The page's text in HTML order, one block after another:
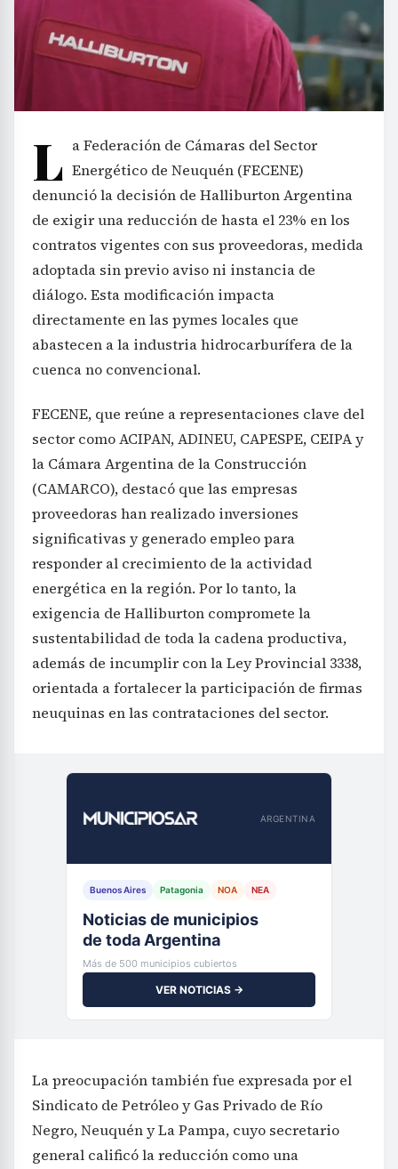
L a Federación de Cámaras del Sector
Energético de Neuquén (FECENE)
denunció la decisión de Halliburton Argentina
de exigir una reducción de hasta el 23% en los
contratos vigentes con sus proveedoras, medida
adoptada sin previo aviso ni instancia de
diálogo. Esta modificación impacta
directamente en las pymes locales que
abastecen a la industria hidrocarburífera de la
cuenca no convencional.
FECENE, que reúne a representaciones clave del
sector como ACIPAN, ADINEU, CAPESPE, CEIPA y
la Cámara Argentina de la Construcción
(CAMARCO), destacó que las empresas
proveedoras han realizado inversiones
significativas y generado empleo para
responder al crecimiento de la actividad
energética en la región. Por lo tanto, la
exigencia de Halliburton compromete la
sustentabilidad de toda la cadena productiva,
además de incumplir con la Ley Provincial 3338,
orientada a fortalecer la participación de firmas
neuquinas en las contrataciones del sector.
ARGENTINA
Buenos Aires Patagonia NOA NEA
Noticias de municipios
de toda Argentina
Más de 500 municipios cubiertos
VER NOTICIAS →
La preocupación también fue expresada por el
Sindicato de Petróleo y Gas Privado de Río
Negro, Neuquén y La Pampa, cuyo secretario
general calificó la reducción como una